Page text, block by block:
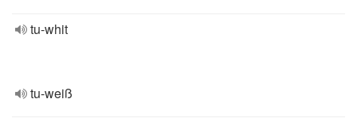
tu-whit
tu-weiß